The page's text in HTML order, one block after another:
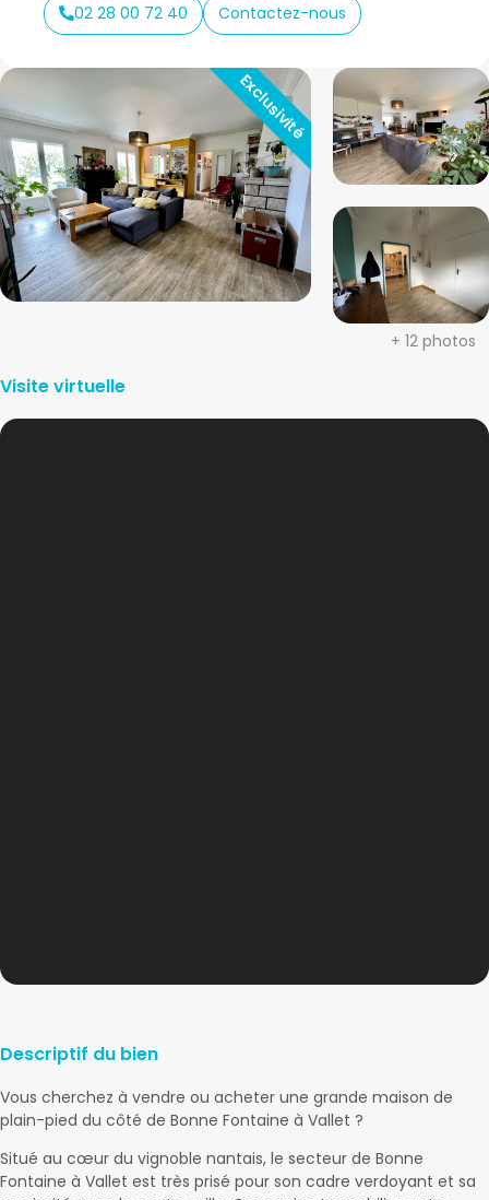
02 28 00 72 40 Contactez-nous
+ 12 photos
Visite virtuelle
Descriptif du bien
Vous cherchez à vendre ou acheter une grande maison de
plain-pied du côté de Bonne Fontaine à Vallet ?
Situé au cœur du vignoble nantais, le secteur de Bonne
Fontaine à Vallet est très prisé pour son cadre verdoyant et sa